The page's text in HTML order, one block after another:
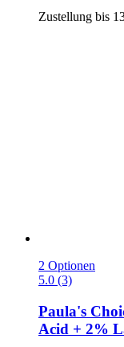
Zustellung bis
2 Optionen
5.0 (3)
Paula's
Acid + 2%